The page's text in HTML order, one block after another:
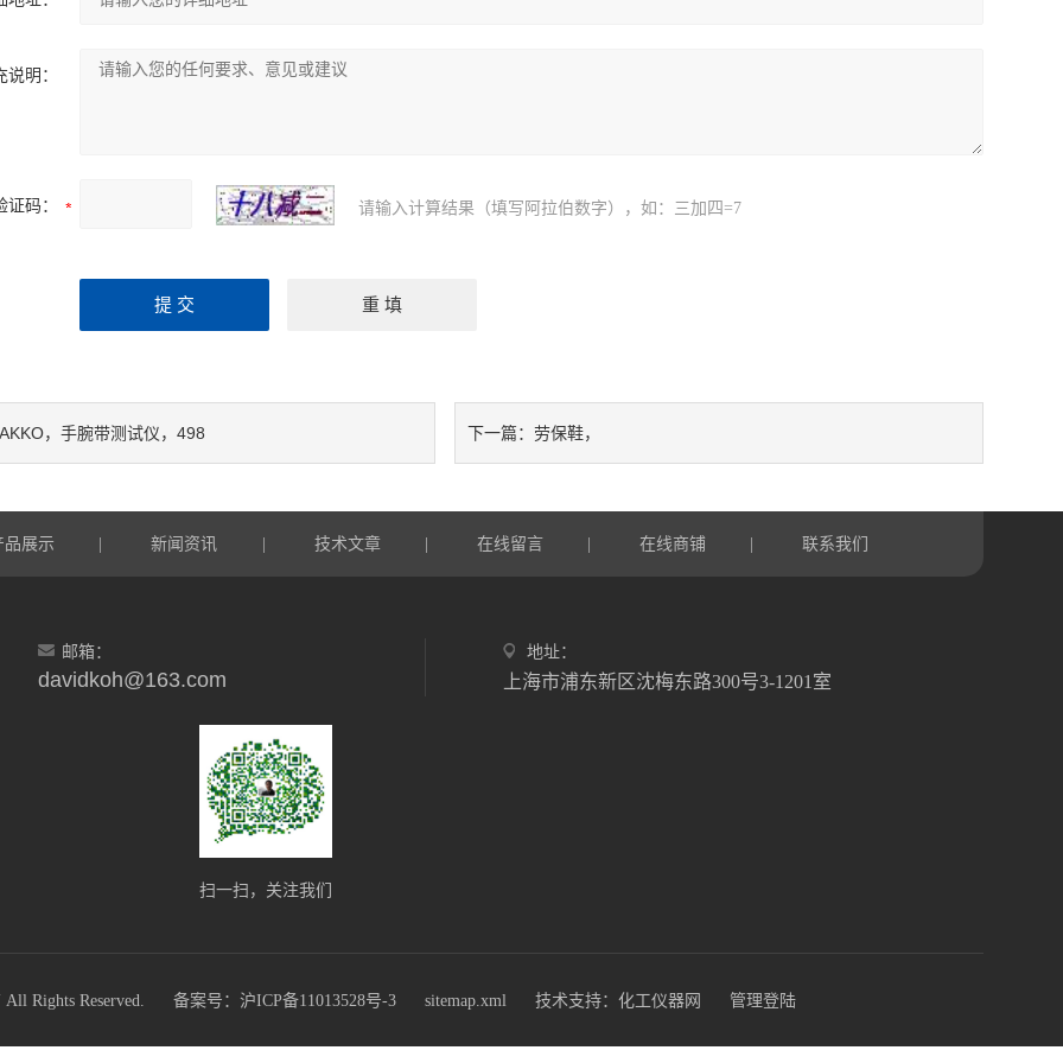
说明：
证码： 请输入计算结果（填写阿拉伯数字），如：三加四=7
，手腕带测试仪，498 下一篇：劳保鞋，
品展示 新闻资讯 技术文章 在线留言 在线商铺 联系我们
邮箱：
davidkoh@163.com
地址：
上海市浦东新区沈梅东路300号3-1201室
扫一扫，关注我们
Rights Reserved. 备案号：沪ICP备11013528号-3 sitemap.xml 技术支持： 化工仪器网 管理登陆